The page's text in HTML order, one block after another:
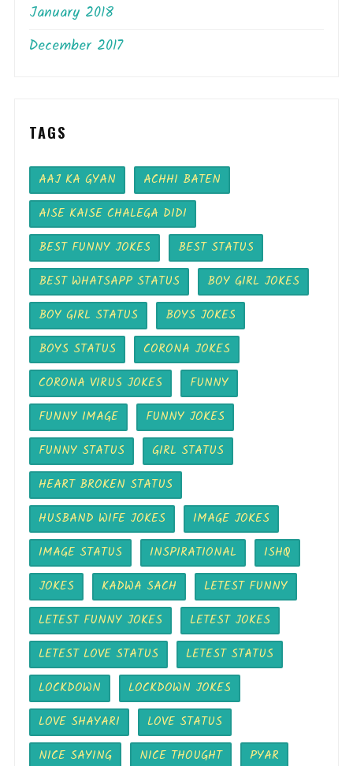
January 2018
December 2017
TAGS
AAJ KA GYAN
ACHHI BATEN
AISE KAISE CHALEGA DIDI
BEST FUNNY JOKES
BEST STATUS
BEST WHATSAPP STATUS
BOY GIRL JOKES
BOY GIRL STATUS
BOYS JOKES
BOYS STATUS
CORONA JOKES
CORONA VIRUS JOKES
FUNNY
FUNNY IMAGE
FUNNY JOKES
FUNNY STATUS
GIRL STATUS
HEART BROKEN STATUS
HUSBAND WIFE JOKES
IMAGE JOKES
IMAGE STATUS
INSPIRATIONAL
ISHQ
JOKES
KADWA SACH
LETEST FUNNY
LETEST FUNNY JOKES
LETEST JOKES
LETEST LOVE STATUS
LETEST STATUS
LOCKDOWN
LOCKDOWN JOKES
LOVE SHAYARI
LOVE STATUS
NICE SAYING
NICE THOUGHT
PYAR